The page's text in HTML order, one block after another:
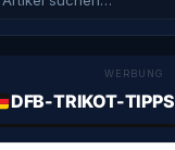
WERBUNG
DFB-TRIKOT-TIPPS